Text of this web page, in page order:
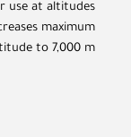
use at altitudes
maximum
to 7,000 m.